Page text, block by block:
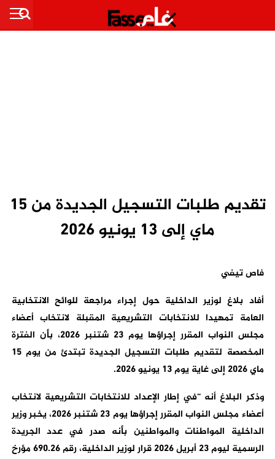
تقديم طلبات التسجيل الجديدة من 15
ماي إلى 13 يونيو 2026
فاص تيفي
أفاد بلاغ لوزير الداخلية حول إجراء مراجعة للوائح الانتخابية
العامة تمهيدا للانتخابات التشريعية المقبلة لانتخاب أعضاء
مجلس النواب المقرر إجراؤها يوم 23 شتنبر 2026، بأن الفترة
المخصصة لتقديم طلبات التسجيل الجديدة تبتدئ من يوم 15
ماي 2026 إلى غاية يوم 13 يونيو 2026.
وذكر البلاغ أنه “في إطار الإعداد للانتخابات التشريعية لانتخاب
أعضاء مجلس النواب المقرر إجراؤها يوم 23 شتنبر 2026، يخبر وزير
الداخلية المواطنات والمواطنين بأنه صدر في عدد الجريدة
الرسمية ليوم 23 أبريل 2026 قرار لوزير الداخلية، رقم 690.26 مؤرخ